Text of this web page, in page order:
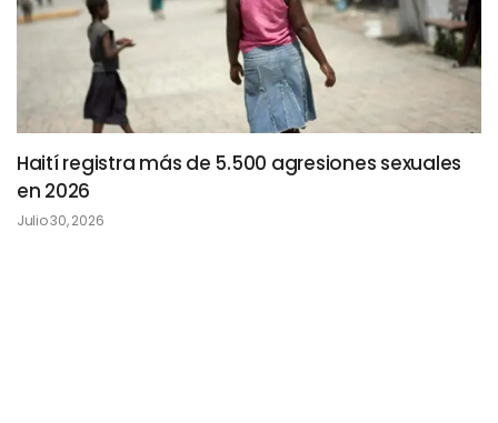
Haití registra más de 5.500 agresiones sexuales
en 2026
Julio 30, 2026